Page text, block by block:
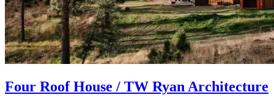
Four Roof House / TW Ryan Architecture